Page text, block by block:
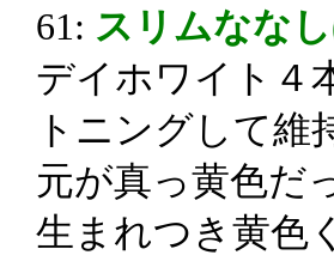
61: スリムなな
デイホワイト４
トニングして維
元が真っ黄色だ
生まれつき黄色